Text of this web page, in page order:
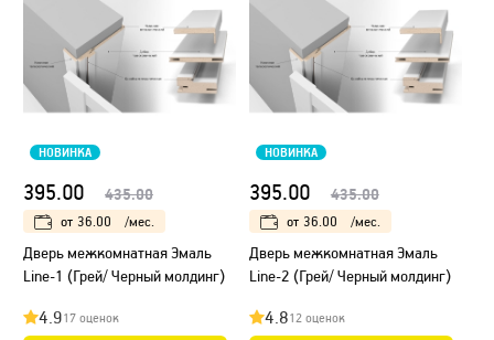
НОВИНКА
395.00 435.00
от 36.00 /мес.
Дверь межкомнатная Эмаль
Line-1 (Грей/ Черный молдинг)
4.917 оценок
НОВИНКА
395.00 435.00
от 36.00 /мес.
Дверь межкомнатная Эмаль
Line-2 (Грей/ Черный молдинг)
4.812 оценок